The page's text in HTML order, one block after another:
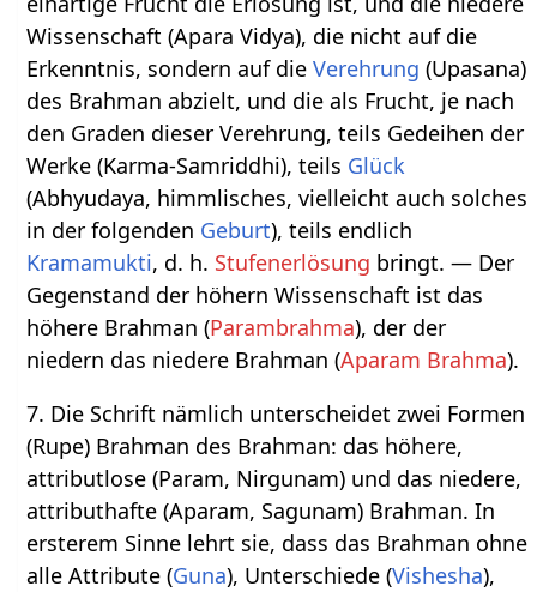
Wissenschaft (Apara Vidya), die nicht auf die
Erkenntnis, sondern auf dieVerehrung (Upasana)
des Brahman abzielt, und die als Frucht, je nach
den Graden dieser Verehrung, teils Gedeihen der
Werke (Karma-Samriddhi), teils Glück
(Abhyudaya, himmlisches, vielleicht auch solches
in der folgenden Geburt), teils endlich
Kramamukti, d. h. Stufenerlösung bringt. — Der
Gegenstand der höhern Wissenschaft ist das
höhere Brahman (Parambrahma), der der
niedern das niedere Brahman (Aparam Brahma).
7. Die Schrift nämlich unterscheidet zwei Formen
(Rupe) Brahman des Brahman: das höhere,
attributlose (Param, Nirgunam) und das niedere,
attributhafte (Aparam, Sagunam) Brahman. In
ersterem Sinne lehrt sie, dass das Brahman ohne
alle Attribute (Guna), Unterschiede (Vishesha),